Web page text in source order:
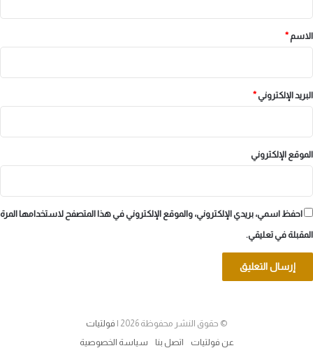
*
الاسم *
البريد الإلكتروني*
الموقع الإلكتروني
احفظ اسمي، بريدي الإلكتروني، والموقع الإلكتروني في هذا المتصفح لاستخدامها المرة
المقبلة في تعليقي.
© حقوق النشر محفوظة 2026 |
فولتيات
عن فولتيات
اتصل بنا سياسة الخصوصية